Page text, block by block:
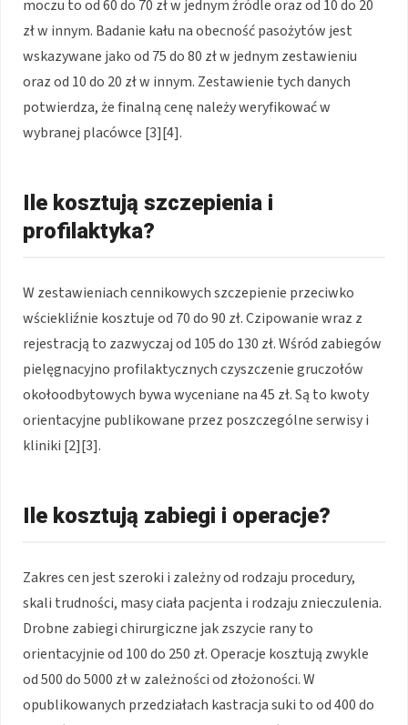
moczu to od 60 do 70 zł w jednym źródle oraz od 10 do 20
zł w innym. Badanie kału na obecność pasożytów jest
wskazywane jako od 75 do 80 zł w jednym zestawieniu
oraz od 10 do 20 zł w innym. Zestawienie tych danych
potwierdza, że finalną cenę należy weryfikować w
wybranej placówce [3][4].
Ile kosztują szczepienia i
profilaktyka?
W zestawieniach cennikowych szczepienie przeciwko
wściekliźnie kosztuje od 70 do 90 zł. Czipowanie wraz z
rejestracją to zazwyczaj od 105 do 130 zł. Wśród zabiegów
pielęgnacyjno profilaktycznych czyszczenie gruczołów
okołoodbytowych bywa wyceniane na 45 zł. Są to kwoty
orientacyjne publikowane przez poszczególne serwisy i
kliniki [2][3].
Ile kosztują zabiegi i operacje?
Zakres cen jest szeroki i zależny od rodzaju procedury,
skali trudności, masy ciała pacjenta i rodzaju znieczulenia.
Drobne zabiegi chirurgiczne jak zszycie rany to
orientacyjnie od 100 do 250 zł. Operacje kosztują zwykle
od 500 do 5000 zł w zależności od złożoności. W
opublikowanych przedziałach kastracja suki to od 400 do